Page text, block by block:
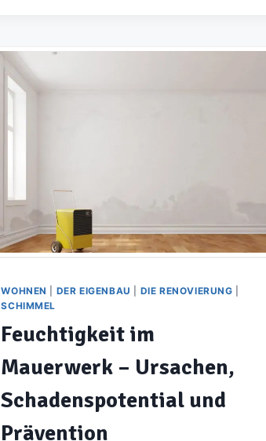
WOHNEN DER EIGENBAU DIE RENOVIERUNG
SCHIMMEL
Feuchtigkeit im
Mauerwerk – Ursachen,
Schadenspotential und
Prävention